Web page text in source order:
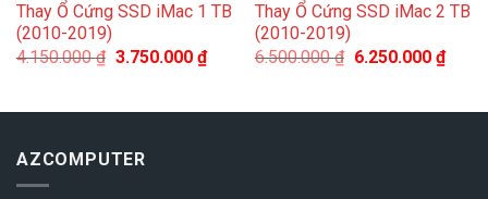
Thay Ổ Cứng SSD iMac 1 TB
(2010-2019)
4.150.000₫ 3.750.000 ₫
Thay Ổ Cứng SSD iMac 2 TB
(2010-2019)
6.500.000₫ 6.250.000 ₫
AZCOMPUTER